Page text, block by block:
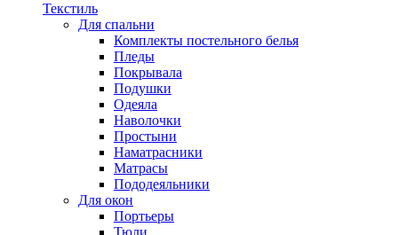
Текстиль
Для спальни
Комплекты постельного белья
Пледы
Покрывала
Подушки
Одеяла
Наволочки
Простыни
Наматрасники
Матрасы
Пододеяльники
Для окон
Портьеры
Тюли